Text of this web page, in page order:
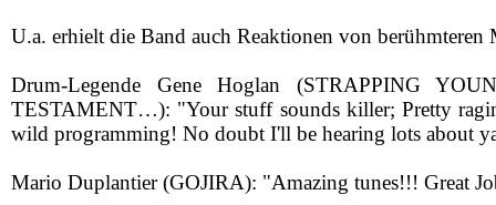
U.a. erhielt die Band auch Reaktionen von berühmteren
Drum-Legende Gene Hoglan (STRAPPING
TESTAMENT…): "Your stuff sounds killer; Pretty
wild programming! No doubt I'll be hearing lots about
Mario Duplantier (GOJIRA): "Amazing tunes!!! Great